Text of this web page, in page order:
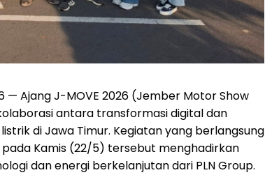
— Ajang J-MOVE 2026 (Jember Motor Show
antara transformasi digital dan
di Jawa Timur. Kegiatan yang berlangsung
pada Kamis (22/5) tersebut menghadirkan
dan energi berkelanjutan dari PLN Group.